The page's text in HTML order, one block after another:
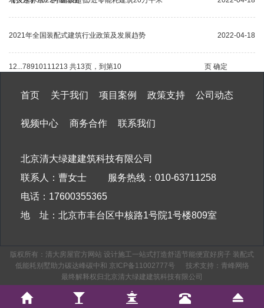
2022-04-18
2021年全国装配式建筑行业政策及发展趋势
12...78910111213 共13页，到第 页 确定
首页 关于我们 项目案例 政策支持 公司动态
视频中心 商务合作 联系我们
北京清大绿建建筑科技有限公司
联系人：曹女士 服务热线：010-63711258
电话：17600355365
地 址：北京市丰台区中核路1号院1号楼809室
版权所有：清大房屋官方网站 设计施工一站式打造舒适节能便宜好房子 装配式
低能耗别墅助力碳达峰碳中和 京ICP备11002777号 技术支持： 青峰网络
最终解释权归北京清大绿建建筑科技有限公司